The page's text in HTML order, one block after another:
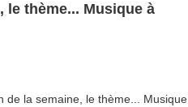
le thème... Musique à